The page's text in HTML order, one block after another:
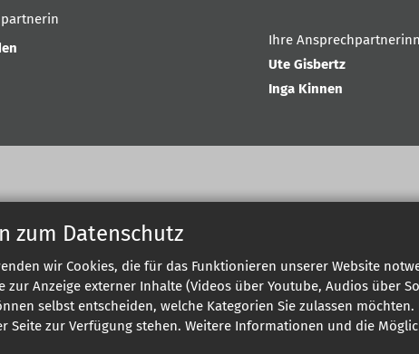
zum Datenschutz
wir Cookies, die für das Funktionieren unserer Website
Anzeige externer Inhalte (Videos über Youtube, Audios über
selbst entscheiden, welche Kategorien Sie zulassen
zur Verfügung stehen. Weitere Informationen und die
Ihre
Ute Gisbertz
Inga Kinnen